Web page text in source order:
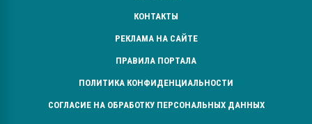
КОНТАКТЫ
РЕКЛАМА НА САЙТЕ
ПРАВИЛА ПОРТАЛА
ПОЛИТИКА КОНФИДЕНЦИАЛЬНОСТИ
СОГЛАСИЕ НА ОБРАБОТКУ ПЕРСОНАЛЬНЫХ ДАННЫХ